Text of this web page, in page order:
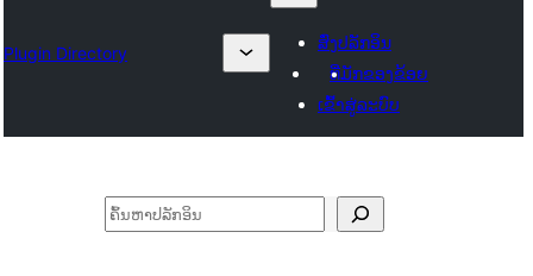
Plugin Directory
ສົ່ງປລັກອິນ
ທີ່ມັກຂອງຂ້ອຍ
ເຂົ້າສູ່ລະບົບ
ຄົ້ນຫາ